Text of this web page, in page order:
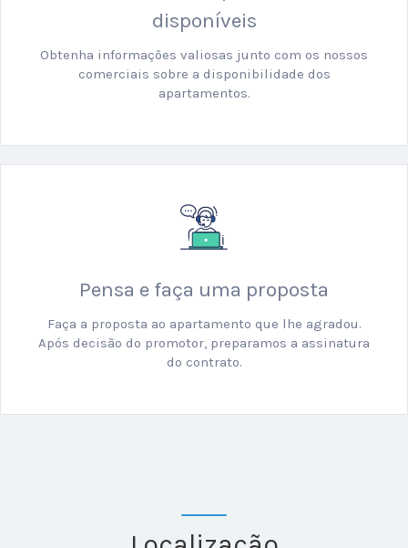
disponíveis
Obtenha informações valiosas junto com os nossos
comerciais sobre a disponibilidade dos
apartamentos.
Pensa e faça uma proposta
Faça a proposta ao apartamento que lhe agradou.
Após decisão do promotor, preparamos a assinatura
do contrato.